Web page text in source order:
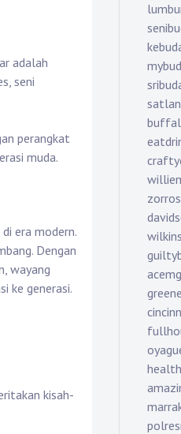
adalah
seni
perangkat
muda.
era modern.
Dengan
wayang
ke generasi.
kisah-